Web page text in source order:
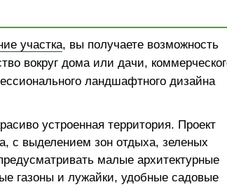
участка, вы получаете возможность
вокруг дома или дачи,
ландшафтного дизайна
устроенная территория. Проект
с выделением зон отдыха, зеленых
малые архитектурные
газоны и лужайки, удобные садовые